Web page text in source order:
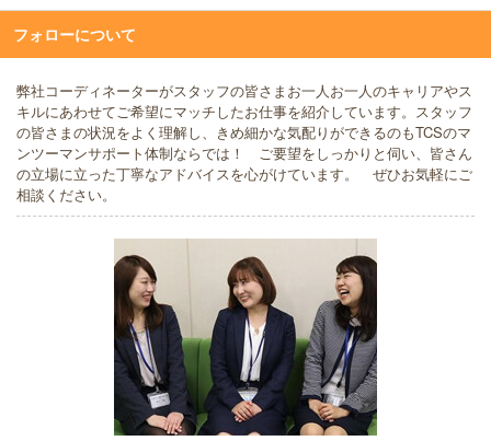
フォローについて
弊社コーディネーターがスタッフの皆さまお一人お一人のキャリアやス
キルにあわせてご希望にマッチしたお仕事を紹介しています。スタッフ
の皆さまの状況をよく理解し、きめ細かな気配りができるのもTCSのマ
ンツーマンサポート体制ならでは！ ご要望をしっかりと伺い、皆さん
の立場に立った丁寧なアドバイスを心がけています。 ぜひお気軽にご
相談ください。